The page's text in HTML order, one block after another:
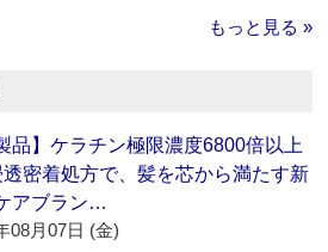
もっと見る »
品】ケラチン極限濃度6800倍以上
透密着処方で、髪を芯から満たす新
アブラン…
08月07日 (金)